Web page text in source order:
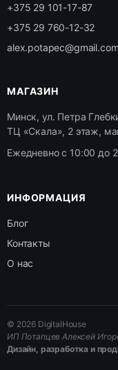
+375 29 101-17-87
+375 29 760-12-32
alex.potapec@gmail.com
МАГАЗИН
Минск, ул. Петра
ТЦ «Скала», 2 этаж,
Ежедневно с 10:00 до
ИНФОРМАЦИЯ
Блог
Контакты
О нас
© 2026 DigitalHouse
ИП Потапцев Алексей
Дизайн, разработка и